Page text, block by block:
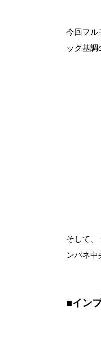
今回フル
ック基調
そして、
ンパネ中
■イン